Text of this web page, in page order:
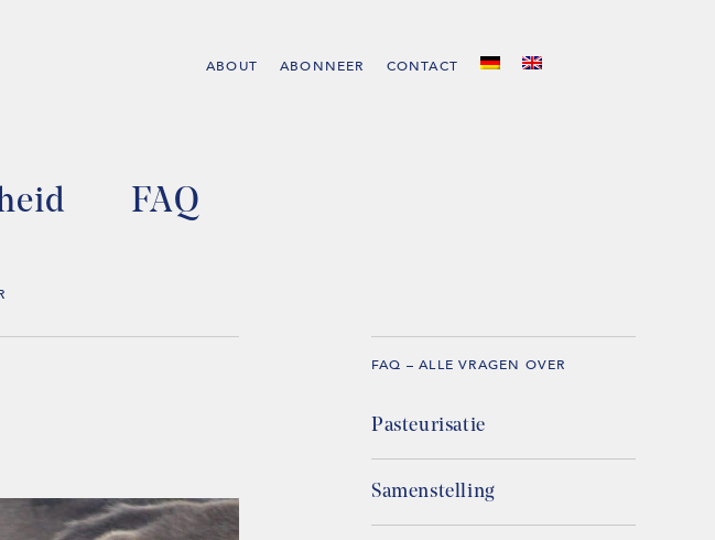
ABOUT ABONNEER CONTACT
FAQ
FAQ – ALLE VRAGEN OVER
Pasteurisatie
Samenstelling